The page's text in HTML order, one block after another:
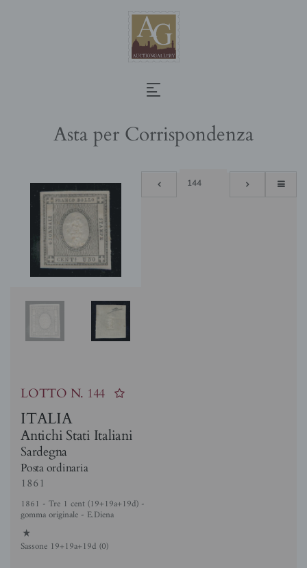
Asta per Corrispondenza
LOTTO N. 144
ITALIA
Antichi Stati Italiani
Sardegna
Posta ordinaria
1861
1861 - Tre 1 cent (19+19a+19d) -
gomma originale - E.Diena
1
Sassone 19+19a+19d (0)